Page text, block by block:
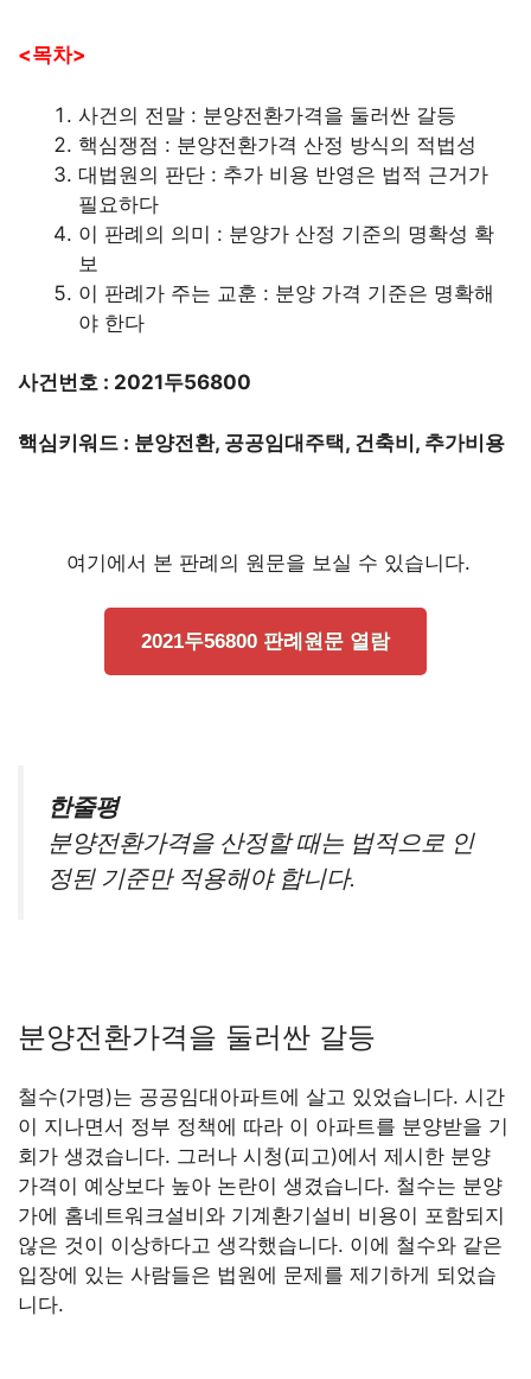
<목차>
사건의 전말 : 분양전환가격을 둘러싼 갈등
핵심쟁점 : 분양전환가격 산정 방식의 적법성
대법원의 판단 : 추가 비용 반영은 법적 근거가
필요하다
이 판례의 의미 : 분양가 산정 기준의 명확성 확
보
이 판례가 주는 교훈 : 분양 가격 기준은 명확해
야 한다
사건번호 : 2021두56800
핵심키워드 : 분양전환, 공공임대주택, 건축비, 추가비용
여기에서 본 판례의 원문을 보실 수 있습니다.
2021두56800 판례원문 열람
한줄평
분양전환가격을 산정할 때는 법적으로 인
정된 기준만 적용해야 합니다.
분양전환가격을 둘러싼 갈등
철수(가명)는 공공임대아파트에 살고 있었습니다. 시간
이 지나면서 정부 정책에 따라 이 아파트를 분양받을 기
회가 생겼습니다. 그러나 시청(피고)에서 제시한 분양
가격이 예상보다 높아 논란이 생겼습니다. 철수는 분양
가에 홈네트워크설비와 기계환기설비 비용이 포함되지
않은 것이 이상하다고 생각했습니다. 이에 철수와 같은
입장에 있는 사람들은 법원에 문제를 제기하게 되었습
니다.